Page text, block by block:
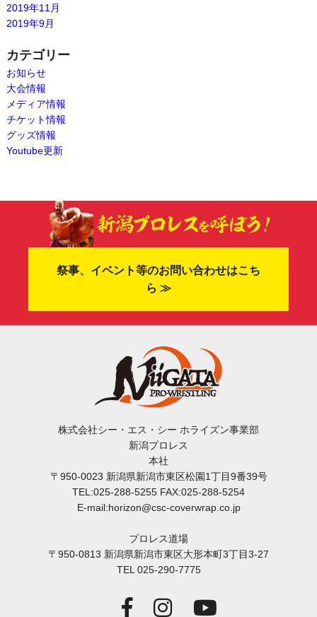
2019年11月
2019年9月
カテゴリー
お知らせ
大会情報
メディア情報
チケット情報
グッズ情報
Youtube更新
祭事、イベント等のお問い合わせはこち
ら ≫
株式会社シー・エス・シー ホライズン事業部
新潟プロレス
本社
〒950-0023 新潟県新潟市東区松園1丁目9番39号
TEL:025-288-5255 FAX:025-288-5254
E-mail:horizon@csc-coverwrap.co.jp
プロレス道場
〒950-0813 新潟県新潟市東区大形本町3丁目3-27
TEL 025-290-7775